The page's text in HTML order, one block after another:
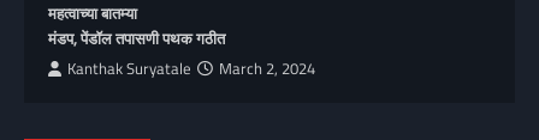
महत्वाच्या बातम्या
मंडप, पेंडॉल तपासणी पथक गठीत
Kanthak Suryatale March 2, 2024